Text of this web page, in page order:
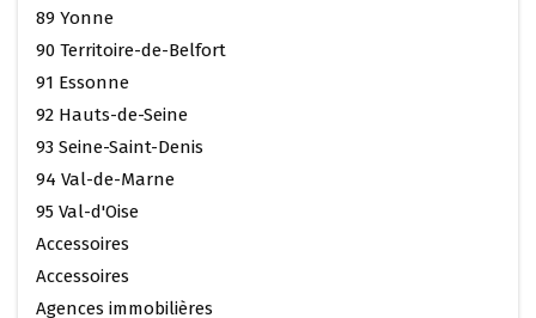
89 Yonne
90 Territoire-de-Belfort
91 Essonne
92 Hauts-de-Seine
93 Seine-Saint-Denis
94 Val-de-Marne
95 Val-d'Oise
Accessoires
Accessoires
Agences immobilières